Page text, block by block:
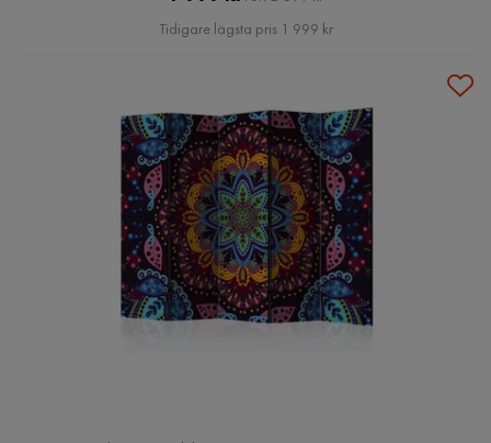
Pris
Tidigare lägsta pris 1 999 kr